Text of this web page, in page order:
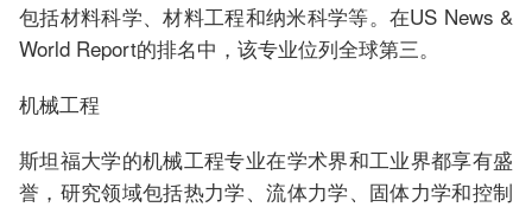
包括材料科学、材料工程和纳米科学等。在US News &
World Report的排名中，该专业位列全球第三。
机械工程
斯坦福大学的机械工程专业在学术界和工业界都享有盛
誉，研究领域包括热力学、流体力学、固体力学和控制